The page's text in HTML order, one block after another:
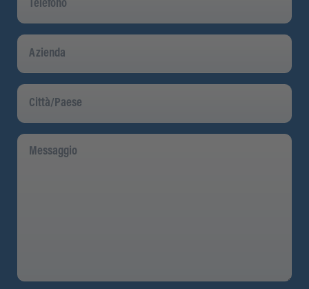
Azienda
Città/Paese
Messaggio